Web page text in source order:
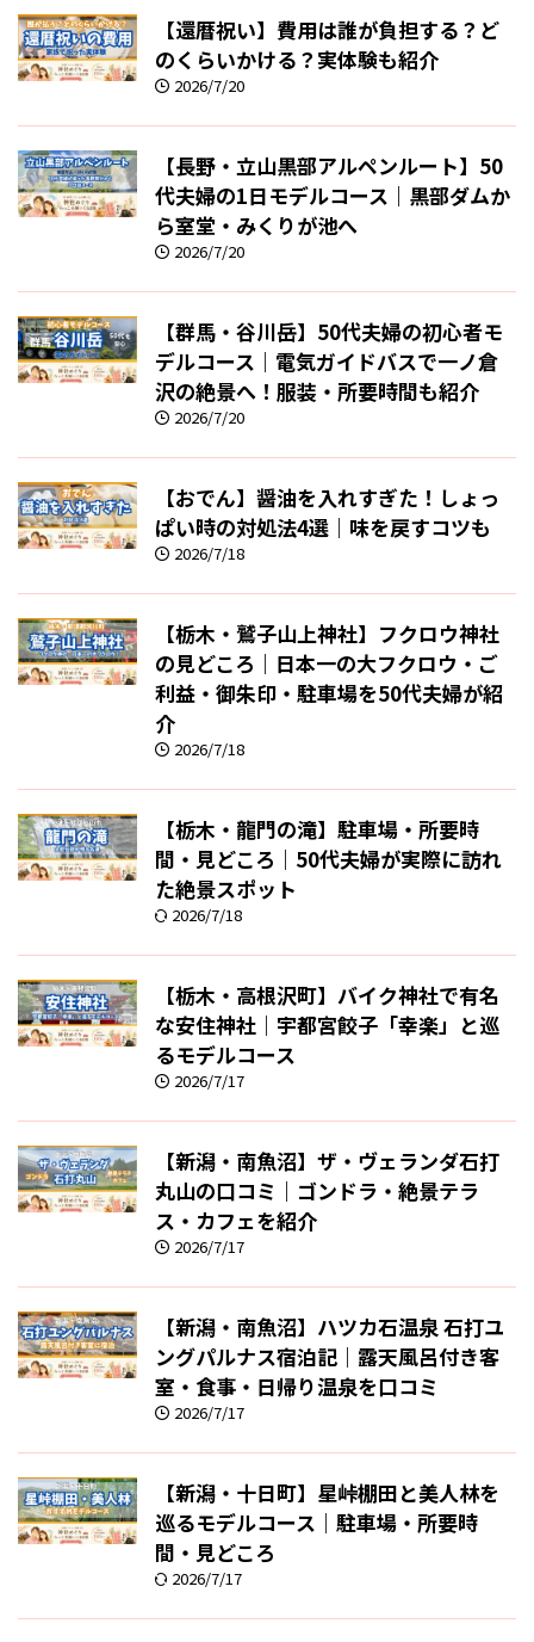
【還暦祝い】費用は誰が負担する？ど
のくらいかける？実体験も紹介
2026/7/20
【長野・立山黒部アルペンルート】50
代夫婦の1日モデルコース｜黒部ダムか
ら室堂・みくりが池へ
2026/7/20
【群馬・谷川岳】50代夫婦の初心者モ
デルコース｜電気ガイドバスで一ノ倉
沢の絶景へ！服装・所要時間も紹介
2026/7/20
【おでん】醤油を入れすぎた！しょっ
ぱい時の対処法4選｜味を戻すコツも
2026/7/18
【栃木・鷲子山上神社】フクロウ神社
の見どころ｜日本一の大フクロウ・ご
利益・御朱印・駐車場を50代夫婦が紹
介
2026/7/18
【栃木・龍門の滝】駐車場・所要時
間・見どころ｜50代夫婦が実際に訪れ
た絶景スポット
2026/7/18
【栃木・高根沢町】バイク神社で有名
な安住神社｜宇都宮餃子「幸楽」と巡
るモデルコース
2026/7/17
【新潟・南魚沼】ザ・ヴェランダ石打
丸山の口コミ｜ゴンドラ・絶景テラ
ス・カフェを紹介
2026/7/17
【新潟・南魚沼】ハツカ石温泉 石打ユ
ングパルナス宿泊記｜露天風呂付き客
室・食事・日帰り温泉を口コミ
2026/7/17
【新潟・十日町】星峠棚田と美人林を
巡るモデルコース｜駐車場・所要時
間・見どころ
2026/7/17